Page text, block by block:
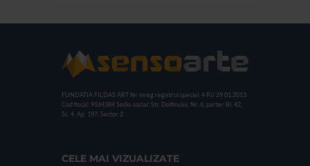
FUNDATIA FILDAS ART Nr inreg registrul special: 4 PJ/ 29.01.2013
Cod fiscal: 9164384 Sediu social: Str. Delfinului, Nr. 6, parter Bl. 42,
Sc. 4, Ap. 197, Sector 2
CELE MAI VIZUALIZATE